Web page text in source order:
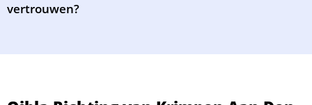
vertrouwen?